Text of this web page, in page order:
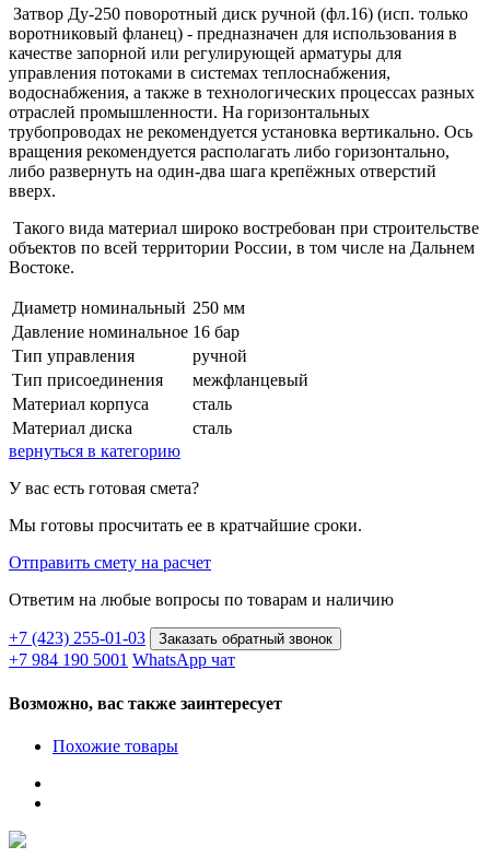
Затвор Ду-250 поворотный диск ручной (фл.16) (исп. только
воротниковый фланец) - предназначен для использования в
качестве запорной или регулирующей арматуры для
управления потоками в системах теплоснабжения,
водоснабжения, а также в технологических процессах разных
отраслей промышленности. На горизонтальных
трубопроводах не рекомендуется установка вертикально. Ось
вращения рекомендуется располагать либо горизонтально,
либо развернуть на один-два шага крепёжных отверстий
вверх.
Такого вида материал широко востребован при строительстве
объектов по всей территории России, в том числе на Дальнем
Востоке.
Диаметр номинальный 250 мм
Давление номинальное 16 бар
Тип управления
ручной
Тип присоединения
межфланцевый
Материал корпуса
сталь
Материал диска
сталь
вернуться в категорию
У вас есть готовая смета?
Мы готовы просчитать ее в кратчайшие сроки.
Отправить смету на расчет
Ответим на любые вопросы по товарам и наличию
+7 (423) 255-01-03 Заказать обратный звонок
+7 984 190 5001 WhatsApp чат
Возможно, вас также заинтересует
Похожие товары